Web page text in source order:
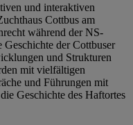
und interaktiven
Cottbus am
während der NS-
der Cottbuser
und Strukturen
mit vielfältigen
und Führungen mit
Geschichte des Haftortes